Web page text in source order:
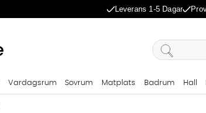
Leverans 1-5 Dagar
Vardagsrum Sovrum Matplats Badrum Hall